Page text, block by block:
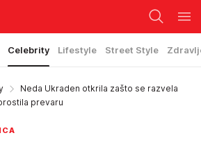
Celebrity Lifestyle Street Style
Neda Ukraden otkrila zašto se razvela
prevaru